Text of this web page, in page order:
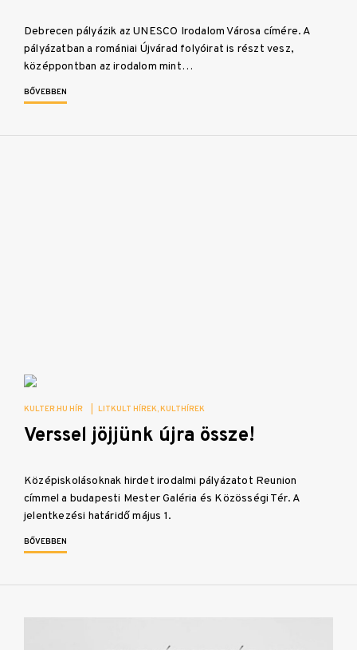
Debrecen pályázik az UNESCO Irodalom Városa címére. A
pályázatban a romániai Újvárad folyóirat is részt vesz,
középpontban az irodalom mint…
BŐVEBBEN
KULTER.HU HÍR LITKULT HÍREK KULTHÍREK
Verssel jöjjünk újra össze!
Középiskolásoknak hirdet irodalmi pályázatot Reunion
címmel a budapesti Mester Galéria és Közösségi Tér. A
jelentkezési határidő május 1.
BŐVEBBEN